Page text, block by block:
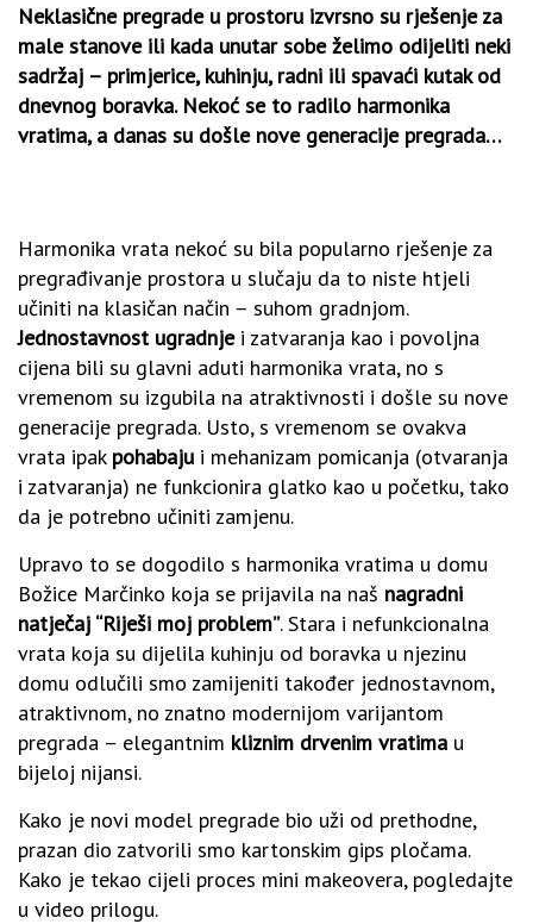
Neklasične pregrade u prostoru izvrsno su rješenje za
male stanove ili kada unutar sobe želimo odijeliti neki
sadržaj – primjerice, kuhinju, radni ili spavaći kutak od
dnevnog boravka. Nekoć se to radilo harmonika
vratima, a danas su došle nove generacije pregrada…
Harmonika vrata nekoć su bila popularno rješenje za
pregrađivanje prostora u slučaju da to niste htjeli
učiniti na klasičan način – suhom gradnjom.
Jednostavnost ugradnjei zatvaranja kao i povoljna
cijena bili su glavni aduti harmonika vrata, no s
vremenom su izgubila na atraktivnosti i došle su nove
generacije pregrada. Usto, s vremenom se ovakva
vrata ipak pohabaju i mehanizam pomicanja (otvaranja
i zatvaranja) ne funkcionira glatko kao u početku, tako
da je potrebno učiniti zamjenu.
Upravo to se dogodilo s harmonika vratima u domu
Božice Marčinko koja se prijavila na naš nagradni
natječaj “Riješi moj problem”. Stara i nefunkcionalna
vrata koja su dijelila kuhinju od boravka u njezinu
domu odlučili smo zamijeniti također jednostavnom,
atraktivnom, no znatno modernijom varijantom
pregrada – elegantnim kliznim drvenim vratima u
bijeloj nijansi.
Kako je novi model pregrade bio uži od prethodne,
prazan dio zatvorili smo kartonskim gips pločama.
Kako je tekao cijeli proces mini makeovera, pogledajte
u video prilogu.